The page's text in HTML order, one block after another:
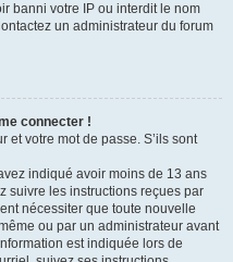
banni votre IP ou interdit le nom
un administrateur du forum
connecter !
et votre mot de passe. S’ils sont
indiqué avoir moins de 13 ans
suivre les instructions reçues par
nécessiter que toute nouvelle
ou par un administrateur avant
est indiquée lors de